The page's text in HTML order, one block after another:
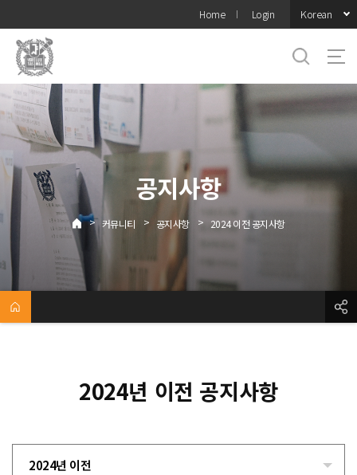
메뉴
Home Login Korean
공지사항
> 커뮤니티 > 공지사항 > 2024 이전 공지사항
2024년 이전 공지사항
2024년 이전